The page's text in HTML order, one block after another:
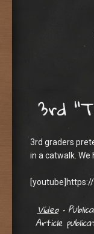
3rd
3rd graders
in a catwalk. We
Vídeo •
Article